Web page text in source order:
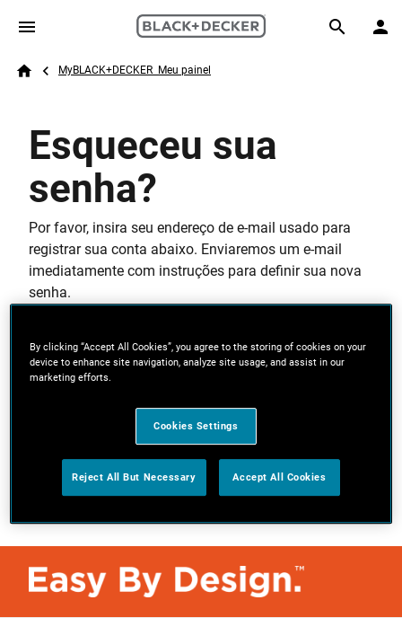
Skip to main content
Search
Breadcrumb
MyBLACK+DECKER  Meu painel
Esqueceu sua
senha?
Por favor, insira seu endereço de e-mail usado para
registrar sua conta abaixo. Enviaremos um e-mail
imediatamente com instruções para definir sua nova
senha.
Volte para a página do ínicio
By clicking “Accept All Cookies”, you agree to the storing of cookies on your
device to enhance site navigation, analyze site usage, and assist in our
marketing efforts.
Cookies Settings
Reject All But Necessary Accept All Cookies